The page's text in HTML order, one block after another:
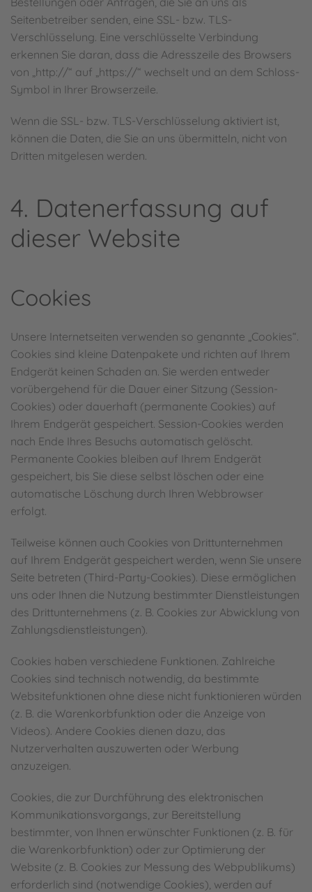
Seitenbetreiber senden, eine SSL- bzw. TLS-
Verschlüsselung. Eine verschlüsselte Verbindung
erkennen Sie daran, dass die Adresszeile des Browsers
von „http://“ auf „https://“ wechselt und an dem Schloss-
Symbol in Ihrer Browserzeile.
Wenn die SSL- bzw. TLS-Verschlüsselung aktiviert ist,
können die Daten, die Sie an uns übermitteln, nicht von
Dritten mitgelesen werden.
4. Datenerfassung auf
dieser Website
Cookies
Unsere Internetseiten verwenden so genannte „Cookies“.
Cookies sind kleine Datenpakete und richten auf Ihrem
Endgerät keinen Schaden an. Sie werden entweder
vorübergehend für die Dauer einer Sitzung (Session-
Cookies) oder dauerhaft (permanente Cookies) auf
Ihrem Endgerät gespeichert. Session-Cookies werden
nach Ende Ihres Besuchs automatisch gelöscht.
Permanente Cookies bleiben auf Ihrem Endgerät
gespeichert, bis Sie diese selbst löschen oder eine
automatische Löschung durch Ihren Webbrowser
erfolgt.
Teilweise können auch Cookies von Drittunternehmen
auf Ihrem Endgerät gespeichert werden, wenn Sie unsere
Seite betreten (Third-Party-Cookies). Diese ermöglichen
uns oder Ihnen die Nutzung bestimmter Dienstleistungen
des Drittunternehmens (z. B. Cookies zur Abwicklung von
Zahlungsdienstleistungen).
Cookies haben verschiedene Funktionen. Zahlreiche
Cookies sind technisch notwendig, da bestimmte
Websitefunktionen ohne diese nicht funktionieren würden
(z. B. die Warenkorbfunktion oder die Anzeige von
Videos). Andere Cookies dienen dazu, das
Nutzerverhalten auszuwerten oder Werbung
anzuzeigen.
Cookies, die zur Durchführung des elektronischen
Kommunikationsvorgangs, zur Bereitstellung
bestimmter, von Ihnen erwünschter Funktionen (z. B. für
die Warenkorbfunktion) oder zur Optimierung der
Website (z. B. Cookies zur Messung des Webpublikums)
erforderlich sind (notwendige Cookies), werden auf